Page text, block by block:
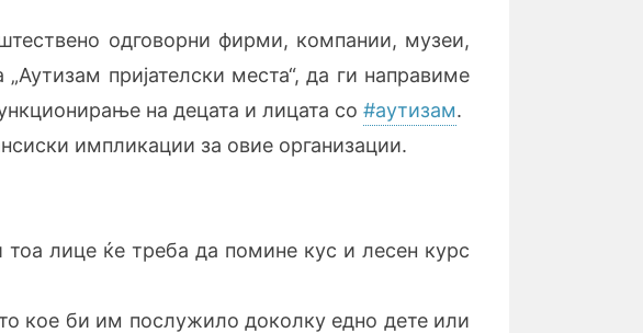
одговорни фирми, компании, музеи,
пријателски места“, да ги направиме
на децата и лицата со #аутизам.
импликации за овие организации.
лице ќе треба да помине кус и лесен курс
кое би им послужило доколку едно дете или